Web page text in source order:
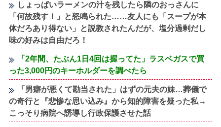
しょっぱいラーメンの汁を残したら隣のおっさんに
「何故残す！」と怒鳴られた……友人にも「スープが本
体だろあり得ない」と説教されたんだが、塩分過剰だし
味の好みは自由だろ！
「2年間、たぶん1日4回は握ってた」ラスベガスで買
った3,000円のキーホルダーを調べたら
「男癖が悪くて勘当された」はずの元夫の妹…葬儀で
の奇行と『悲惨な思い込み』から知的障害を疑った私→
こっそり病院へ誘導し行政保護させた話